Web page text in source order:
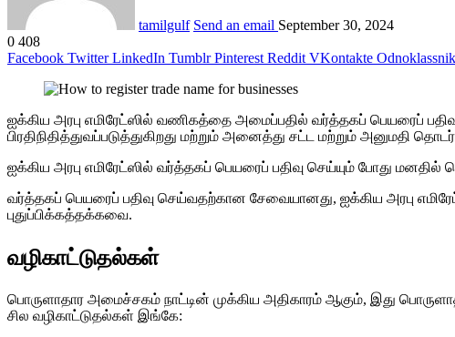
tamilgulf Send an email September 30, 2024
0 408
Facebook Twitter LinkedIn Tumblr Pinterest Reddit VKontakte
ஐக்கிய அரபு எமிரேட்ஸில் வணிகத்தை அமைப்பதில் வர்த்தகப் பெயரைப்
பிரதிநிதித்துவப்படுத்துகிறது மற்றும் அனைத்து சட்ட மற்றும் அனுமதி
ஐக்கிய அரபு எமிரேட்ஸில் வர்த்தகப் பெயரைப் பதிவு செய்யும் போது
வர்த்தகப் பெயரைப் பதிவு செய்வதற்கான சேவையானது, ஐக்கிய அரபு
புதுப்பிக்கத்தக்கவை.
வழிகாட்டுதல்கள்
பொருளாதார அமைச்சகம் நாட்டின் முக்கிய அதிகாரம் ஆகும், இது
சில வழிகாட்டுதல்கள் இங்கே: